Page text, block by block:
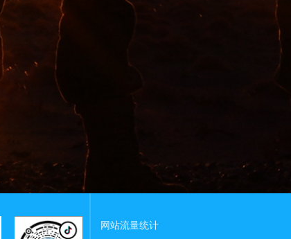
网站流量统计